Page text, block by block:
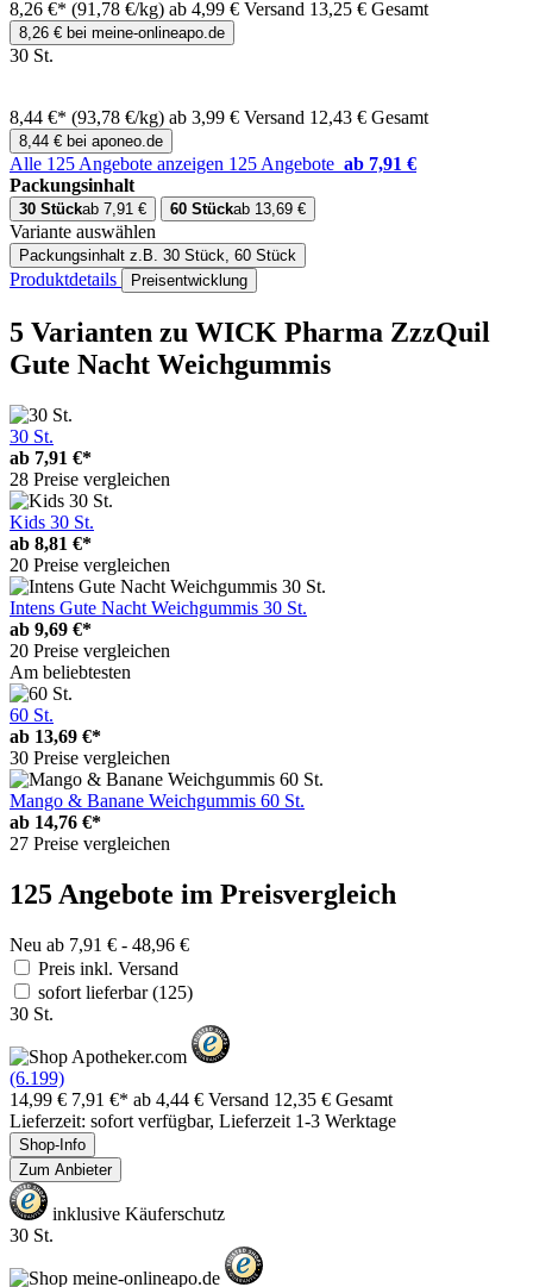
8,26 €* (91,78 €/kg) ab 4,99 € Versand 13,25 € Gesamt
8,26 € bei meine-onlineapo.de
30 St.
8,44 €* (93,78 €/kg) ab 3,99 € Versand 12,43 € Gesamt
8,44 € bei aponeo.de
Alle 125 Angebote anzeigen 125 Angebote ab 7,91 €
Packungsinhalt
30 Stückab 7,91 € 60 Stückab 13,69 €
Variante auswählen
Packungsinhalt z.B. 30 Stück, 60 Stück
Produktdetails Preisentwicklung
5 Varianten zu WICK Pharma ZzzQuil
Gute Nacht Weichgummis
30 St.
ab 7,91 €*
28 Preise vergleichen
Kids 30 St.
ab 8,81 €*
20 Preise vergleichen
Intens Gute Nacht Weichgummis 30 St.
ab 9,69 €*
20 Preise vergleichen
Am beliebtesten
60 St.
ab 13,69 €*
30 Preise vergleichen
Mango & Banane Weichgummis 60 St.
ab 14,76 €*
27 Preise vergleichen
125 Angebote im Preisvergleich
Neu ab 7,91 € - 48,96 €
Preis inkl. Versand
sofort lieferbar(125)
30 St.
(6.199)
14,99 € 7,91 €* ab 4,44 € Versand 12,35 € Gesamt
Lieferzeit: sofort verfügbar, Lieferzeit 1-3 Werktage
Shop-Info
Zum Anbieter
inklusive Käuferschutz
30 St.